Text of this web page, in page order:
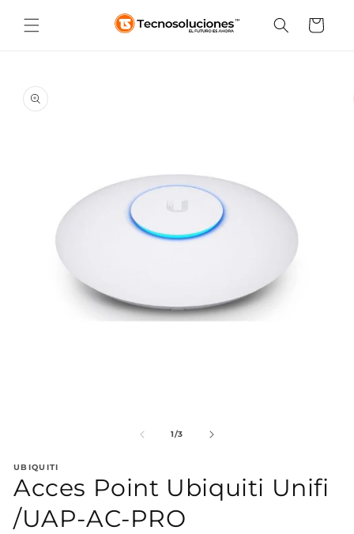
directamente
al contenido
Carrito
información
una
ventana
modal
1/de
3
UBIQUITI
Acces Point Ubiquiti Unifi
/UAP-AC-PRO